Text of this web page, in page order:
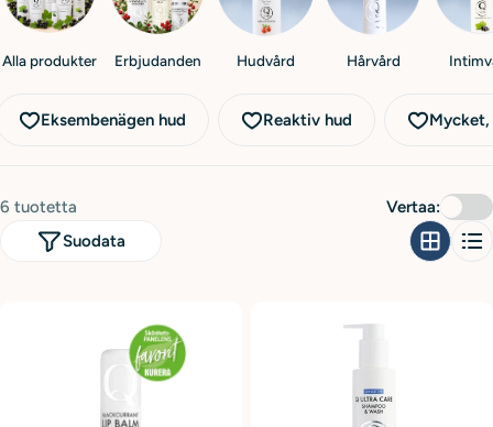
e
l
a
Alla produkter Erbjudanden Hudvård Hårvård
Eksembenägen hud Reaktiv hud
6 tuotetta
Suodata
Vertaa: